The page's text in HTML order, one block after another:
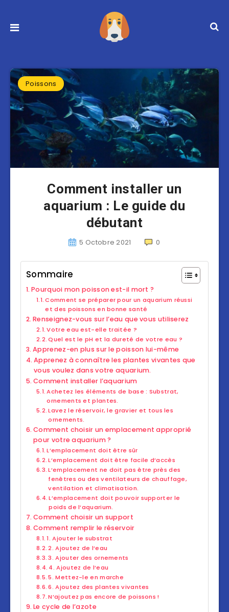
Poissons
Comment installer un
aquarium : Le guide du
débutant
5 Octobre 2021 0
Sommaire
Pourquoi mon poisson est-il mort ?
Comment se préparer pour un aquarium réussi
et des poissons en bonne santé
Renseignez-vous sur l’eau que vous utiliserez
Votre eau est-elle traitée ?
Quel est le pH et la dureté de votre eau ?
Apprenez-en plus sur le poisson lui-même
Apprenez à connaître les plantes vivantes que
vous voulez dans votre aquarium.
Comment installer l’aquarium
Achetez les éléments de base : Substrat,
ornements et plantes.
Lavez le réservoir, le gravier et tous les
ornements.
Comment choisir un emplacement approprié
pour votre aquarium ?
L’emplacement doit être sûr
L’emplacement doit être facile d’accès
L’emplacement ne doit pas être près des
fenêtres ou des ventilateurs de chauffage,
ventilation et climatisation.
L’emplacement doit pouvoir supporter le
poids de l’aquarium.
Comment choisir un support
Comment remplir le réservoir
1. Ajouter le substrat
2. Ajoutez de l’eau
3. Ajouter des ornements
4. Ajoutez de l’eau
5. Mettez-le en marche
6. Ajoutez des plantes vivantes
N’ajoutez pas encore de poissons !
Le cycle de l’azote